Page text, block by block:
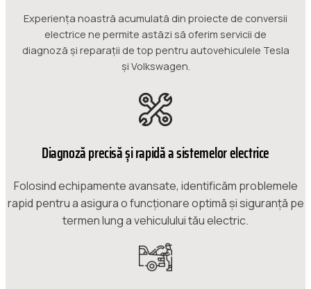
Experiența noastră acumulată din proiecte de conversii
electrice ne permite astăzi să oferim servicii de
diagnoză și reparații de top pentru autovehiculele Tesla
și Volkswagen.
Diagnoză precisă și rapidă a sistemelor electrice
Folosind echipamente avansate, identificăm problemele
rapid pentru a asigura o funcționare optimă și siguranță pe
termen lung a vehiculului tău electric.